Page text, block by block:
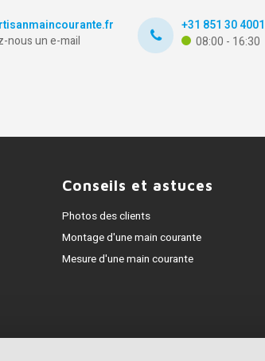
nous un e-mail
+31 851 30 4001
08:00 - 16:30
Conseils et astuces
Photos des clients
Montage d'une main courante
Mesure d'une main courante